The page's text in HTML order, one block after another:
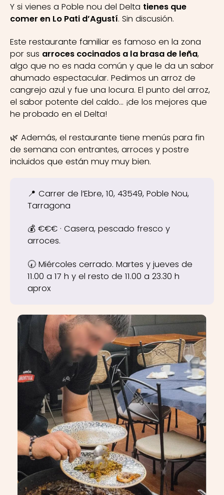
Y si vienes a Poble nou del Delta tienes que
comer en Lo Pati d’Agustí. Sin discusión.
Este restaurante familiar es famoso en la zona
por sus arroces cocinados a la brasa de leña,
algo que no es nada común y que le da un sabor
ahumado espectacular. Pedimos un arroz de
cangrejo azul y fue una locura. El punto del arroz,
el sabor potente del caldo… ¡de los mejores que
he probado en el Delta!
🌿 Además, el restaurante tiene menús para fin
de semana con entrantes, arroces y postre
incluidos que están muy muy bien.
📍 Carrer de l’Ebre, 10, 43549, Poble Nou,
Tarragona
💰 €€€ · Casera, pescado fresco y
arroces.
🕢 Miércoles cerrado. Martes y jueves de
11.00 a 17 h y el resto de 11.00 a 23.30 h
aprox